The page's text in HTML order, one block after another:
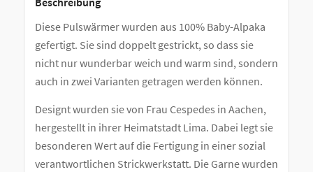
Diese Pulswärmer wurden aus 100% Baby-Alpaka
gefertigt. Sie sind doppelt gestrickt, so dass sie
nicht nur wunderbar weich und warm sind, sondern
auch in zwei Varianten getragen werden können.
Designt wurden sie von Frau Cespedes in Aachen,
hergestellt in ihrer Heimatstadt Lima. Dabei legt sie
besonderen Wert auf die Fertigung in einer sozial
verantwortlichen Strickwerkstatt. Die Garne wurden